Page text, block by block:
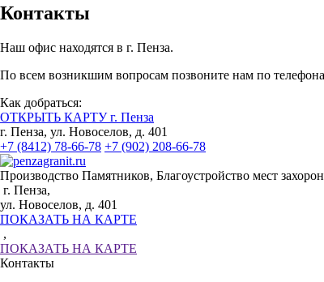
Контакты
Наш офис находятся в г. Пенза.
По всем возникшим вопросам позвоните нам по
Как добраться:
ОТКРЫТЬ КАРТУ г. Пенза
г. Пенза, ул. Новоселов, д. 401
+7 (8412) 78-66-78 +7 (902) 208-66-78
Производство Памятников, Благоустройство мест
г. Пенза,
ул. Новоселов, д. 401
ПОКАЗАТЬ НА КАРТЕ
,
ПОКАЗАТЬ НА КАРТЕ
Контакты